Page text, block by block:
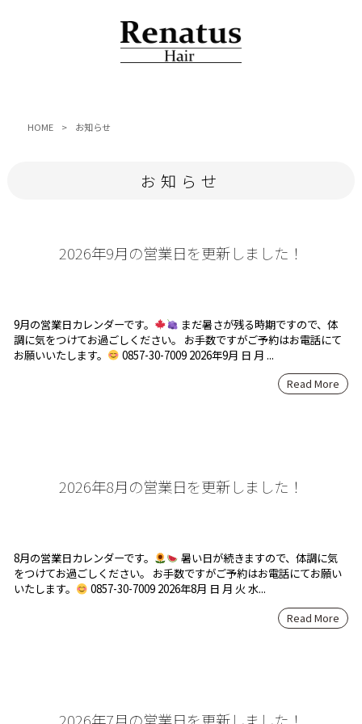
HOME > お知らせ
お知らせ
2026年9月の営業日を更新しました！
9月の営業日カレンダーです。
まだ暑さが残る時期ですので、体
調に気をつけてお過ごしください。 お手数ですがご予約はお電話にて
お願いいたします。
0857-30-7009 2026年9月 日 月 ...
Read More
2026年8月の営業日を更新しました！
8月の営業日カレンダーです。
暑い日が続きますので、体調に気
をつけてお過ごしください。 お手数ですがご予約はお電話にてお願い
いたします。
0857-30-7009 2026年8月 日 月 火 水...
Read More